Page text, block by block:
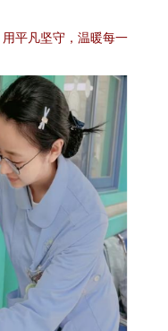
平凡坚守，温暖每一